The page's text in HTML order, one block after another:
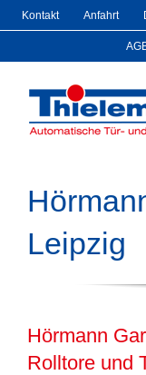
Zum
Inhalt
Kontakt Anfahrt
Leipzig
Hörmann
Rolltore und